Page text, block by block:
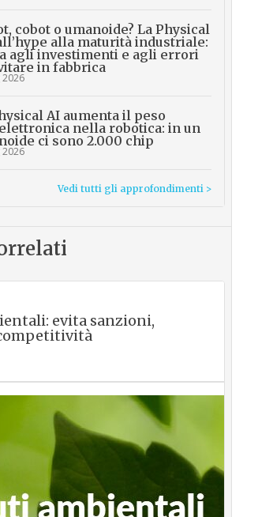
cobot o umanoide? La Physical
alla maturità industriale:
agli investimenti e agli errori
in fabbrica
2026
AI aumenta il peso
nella robotica: in un
ci sono 2.000 chip
2026
Vedi tutti gli approfondimenti >
evita sanzioni,